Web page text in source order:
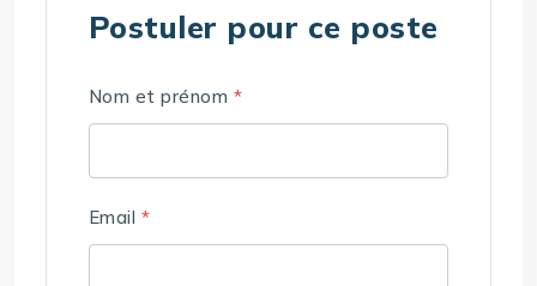
Postuler pour ce poste
Nom et prénom *
Email *